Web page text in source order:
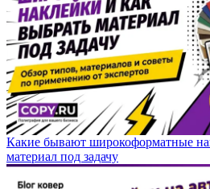
Какие бывают широкоформатные
материал под задачу